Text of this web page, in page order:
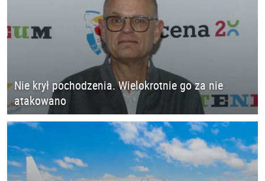
Nie krył pochodzenia. Wielokrotnie go za nie
atakowano